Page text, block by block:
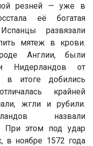
резней — уже в
её богатая
развязали
мятеж в крови.
Англии, были
Нидерландов от
в итоге добились
крайней
жгли и рубили.
назвали
При этом под удар
в ноябре 1572 года